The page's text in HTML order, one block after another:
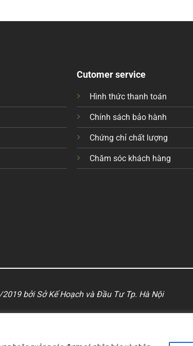
Cutomer service
Hình thức thanh toán
Chính sách bảo hành
Chứng chỉ chất lượng
Chăm sóc khách hàng
bởi Sở Kế Hoạch và Đầu Tư Tp. Hà Nội